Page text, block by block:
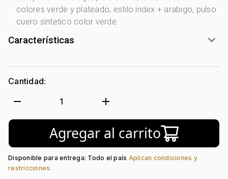
colores verde y plateado, estilo index + arabigo, pulso
cuero sintetico color verde:
Características
Marca: Jeans
Género:
Forma de caja:
Movimiento:
Color del tablero: Verde + Plateado
Color del Pulso: Verde
Estilo de numeración:
Material del pulso:
Cuero Sintético
Tipo de cierre:
Cantidad:
remove 1 add
Agregar al carrito
Disponible para entrega: Todo el país Aplican condiciones y
restricciones.